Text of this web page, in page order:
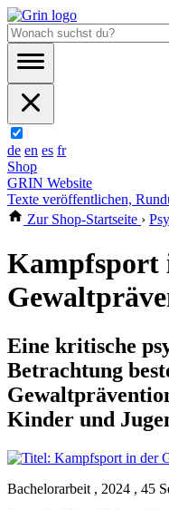
de en es fr
Shop
GRIN Website
Texte veröffentlichen,
Zur Shop-Startseite ›
Kampfsport
Eine kritische
Betrachtung
Kinder und
Bachelorarbeit , 2024 , 45